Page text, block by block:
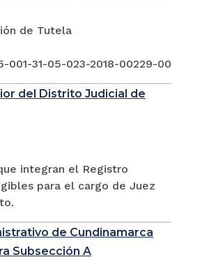
de Tutela
001-31-05-023-2018-00229-00
del Distrito Judicial de
integran el Registro
para el cargo de Juez
de Cundinamarca
Subsección A